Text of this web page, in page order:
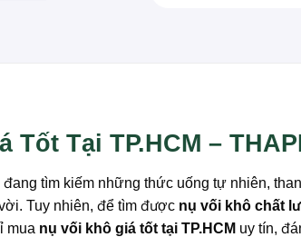
Tại TP.HCM –
tìm kiếm những thức uống tự nhiên,
Tuy nhiên, để tìm được nụ vối khô chất
mua nụ vối khô giá tốt tại TP.HCM uy tín,